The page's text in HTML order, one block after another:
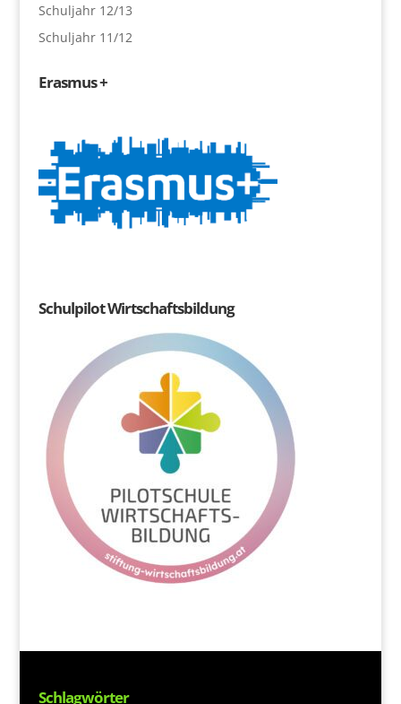
Schuljahr 12/13
Schuljahr 11/12
Erasmus +
Schulpilot Wirtschaftsbildung
Schlagwörter